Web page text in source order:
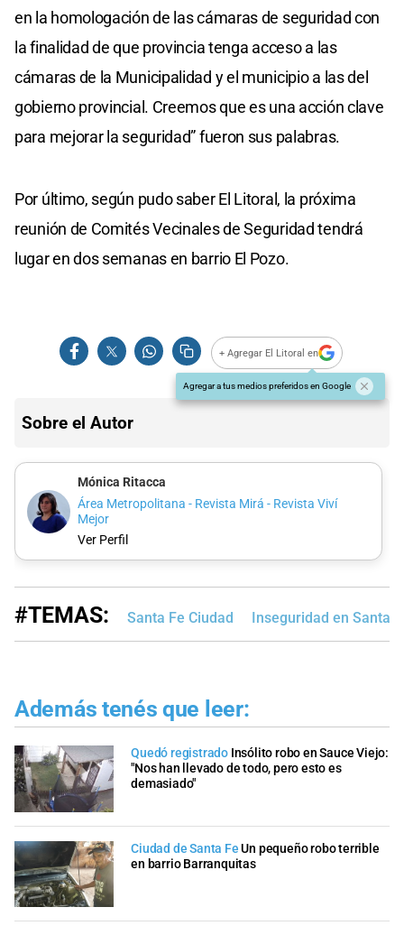
en la homologación de las cámaras de seguridad con
la finalidad de que provincia tenga acceso a las
cámaras de la Municipalidad y el municipio a las del
gobierno provincial. Creemos que es una acción clave
para mejorar la seguridad” fueron sus palabras.
Por último, según pudo saber El Litoral, la próxima
reunión de Comités Vecinales de Seguridad tendrá
lugar en dos semanas en barrio El Pozo.
+ Agregar El Litoral en
Agregar a tus medios preferidos en Google
Sobre el Autor
Mónica Ritacca
Área Metropolitana - Revista Mirá - Revista Viví
Mejor
Ver Perfil
#TEMAS: Santa Fe Ciudad Inseguridad en Santa
Además tenés que leer:
Quedó registrado Insólito robo en Sauce Viejo:
"Nos han llevado de todo, pero esto es
demasiado"
Ciudad de Santa Fe Un pequeño robo terrible
en barrio Barranquitas